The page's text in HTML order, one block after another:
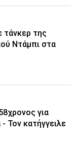
τάνκερ της
Ντάμπι στα
για
- Τον κατήγγειλε